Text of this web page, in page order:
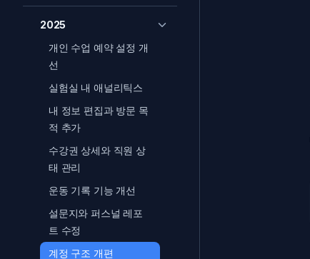
2025
개인 수업 예약 설정 개
선
실험실 내 애널리틱스
내 정보 편집과 방문 목
적 추가
수강권 상세와 직원 상
태 관리
운동 기록 기능 개선
설문지와 퍼스널 레포
트 수정
계정 구조 개편